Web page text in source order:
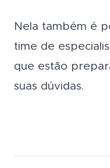
Nela também é
time de
que estão
suas dúvidas.